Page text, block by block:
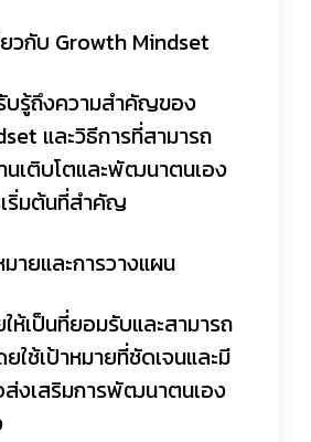
ยวกับ Growth Mindset
รับรู้ถึงความสำคัญของ
และวิธีการที่สามารถ
นเติบโตและพัฒนาตนเอง
ริ่มต้นที่สำคัญ
ายและการวางแผน
ห้เป็นที่ยอมรับและสามารถ
ยใช้เป้าหมายที่ชัดเจนและมี
ส่งเสริมการพัฒนาตนเอง